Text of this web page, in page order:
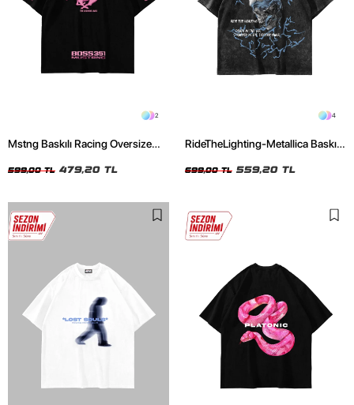
2
Mstng Baskılı Racing Oversize
599,00 TL 479,20 TL
4
RideTheLighting-Metallica Baskılı
Tshirt
699,00 TL 559,20 TL